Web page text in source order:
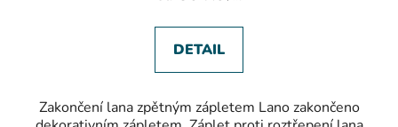
DETAIL
Zakončení lana zpětným zápletem Lano zakončeno